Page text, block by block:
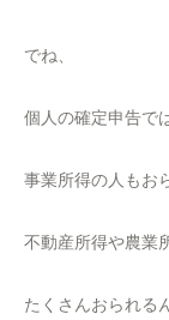
でね、
個人の確定申告で
事業所得の人もお
不動産所得や農業
たくさんおられる